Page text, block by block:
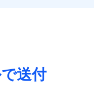
送付